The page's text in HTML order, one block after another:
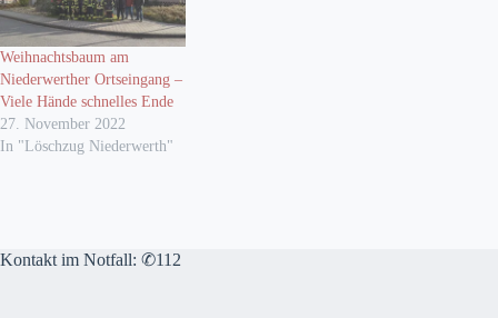
Weihnachtsbaum am
Niederwerther Ortseingang –
Viele Hände schnelles Ende
27. November 2022
In "Löschzug Niederwerth"
Kontakt im Notfall: ✆112